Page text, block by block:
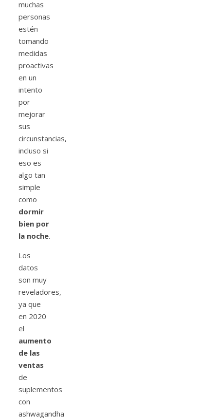
muchas
personas
estén
tomando
medidas
proactivas
en un
intento
por
mejorar
sus
circunstancias,
incluso si
eso es
algo tan
simple
como
dormir
bien por
la noche.
Los
datos
son muy
reveladores,
ya que
en 2020
el
aumento
de las
ventas
de
suplementos
con
ashwagandha